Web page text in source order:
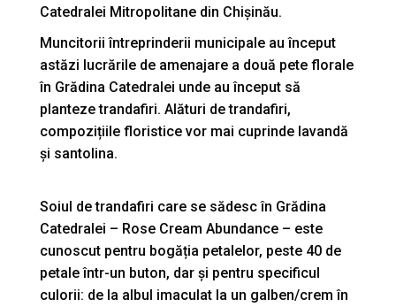
Catedralei Mitropolitane din Chișinău.
Muncitorii întreprinderii municipale au început
astăzi lucrările de amenajare a două pete florale
în Grădina Catedralei unde au început să
planteze trandafiri. Alături de trandafiri,
compozițiile floristice vor mai cuprinde lavandă
și santolina.
Soiul de trandafiri care se sădesc în Grădina
Catedralei – Rose Cream Abundance – este
cunoscut pentru bogăția petalelor, peste 40 de
petale într-un buton, dar și pentru specificul
culorii: de la albul imaculat la un galben/crem în